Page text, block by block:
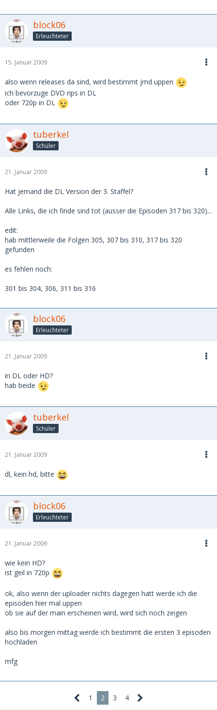
block06
Erleuchteter
15. Januar 2009
also wenn releases da sind, wird bestimmt jmd uppen
ich bevorzuge DVD rips in DL
oder 720p in DL
tuberkel
Schüler
21. Januar 2009
Hat jemand die DL Version der 3. Staffel?
Alle Links, die ich finde sind tot (ausser die Episoden 317 bis 320)...
edit:
hab mittlerweile die Folgen 305, 307 bis 310, 317 bis 320
gefunden
es fehlen noch:
301 bis 304, 306, 311 bis 316
block06
Erleuchteter
21. Januar 2009
in DL oder HD?
hab beide
tuberkel
Schüler
21. Januar 2009
dl, kein hd, bitte
block06
Erleuchteter
21. Januar 2009
wie kein HD?
ist geil in 720p
ok, also wenn der uploader nichts dagegen hatt werde ich die
episoden hier mal uppen
ob sie auf der main erscheinen wird, wird sich noch zeigen
also bis morgen mittag werde ich bestimmt die ersten 3 episoden
hochladen
mfg
1 2 3 4